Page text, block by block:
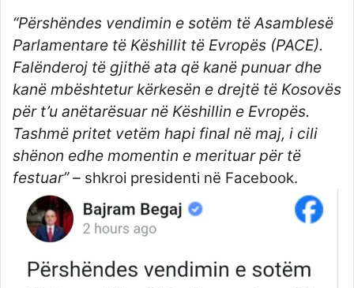
“Përshëndes vendimin e sotëm të Asamblesë
Parlamentare të Këshillit të Evropës (PACE).
Falënderoj të gjithë ata që kanë punuar dhe
kanë mbështetur kërkesën e drejtë të Kosovës
për t’u anëtarësuar në Këshillin e Evropës.
Tashmë pritet vetëm hapi final në maj, i cili
shënon edhe momentin e merituar për të
festuar” – shkroi presidenti në Facebook.